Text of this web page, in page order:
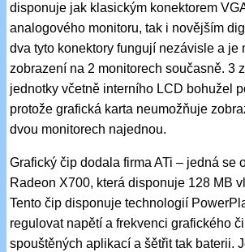
disponuje jak klasickým konektorem
analogového monitoru, tak i novějším
dva tyto konektory fungují nezávisle a je
zobrazení na 2 monitorech současně. 3
jednotky včetně interního LCD bohužel
protože grafická karta neumožňuje
dvou monitorech najednou.
Grafický čip dodala firma ATi – jedná se
Radeon X700, která disponuje 128 MB
Tento čip disponuje technologií
regulovat napětí a frekvenci grafického
spouštěných aplikací a šětřit tak baterii.